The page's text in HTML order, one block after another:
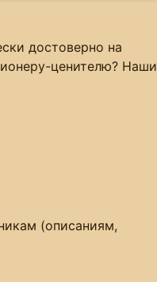
достоверно на
ценителю? Наши
(описаниям,